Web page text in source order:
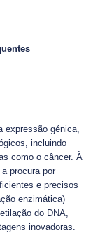
expressão génica,
incluindo
como o câncer. À
procura por
e precisos
enzimática)
do DNA,
inovadoras.